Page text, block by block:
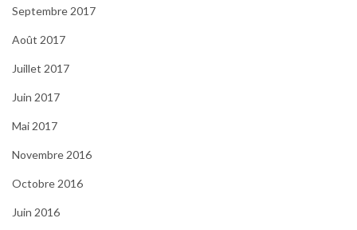
Septembre 2017
Août 2017
Juillet 2017
Juin 2017
Mai 2017
Novembre 2016
Octobre 2016
Juin 2016